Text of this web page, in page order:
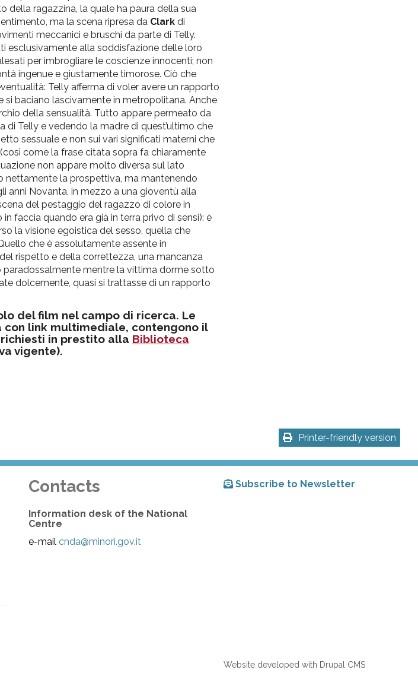
ragazzina, la quale ha paura della sua
ma la scena ripresa da Clark di
meccanici e bruschi da parte di Telly.
esclusivamente alla soddisfazione delle loro
per imbrogliare le coscienze innocenti; non
ingenue e giustamente timorose. Ciò che
Telly afferma di voler avere un rapporto
baciano lascivamente in metropolitana. Anche
della sensualità. Tutto appare permeato da
di Telly e vedendo la madre di quest’ultimo che
sessuale e non sui vari significati materni che
come la frase citata sopra fa chiaramente
non appare molto diversa sul lato
nettamente la prospettiva, ma mantenendo
anni Novanta, in mezzo a una gioventù alla
del pestaggio del ragazzo di colore in
faccia quando era già in terra privo di sensi): è
la visione egoistica del sesso, quella che
che è assolutamente assente in
rispetto e della correttezza, una mancanza
paradossalmente mentre la vittima dorme sotto
dolcemente, quasi si trattasse di un rapporto
del film nel campo di ricerca. Le
link multimediale, contengono il
in prestito alla Biblioteca
vigente).
Printer-friendly version
Contacts
Information desk of the National
Centre
e-mailcnda@minori.gov.it
Subscribe to Newsletter
Website developed with Drupal CMS